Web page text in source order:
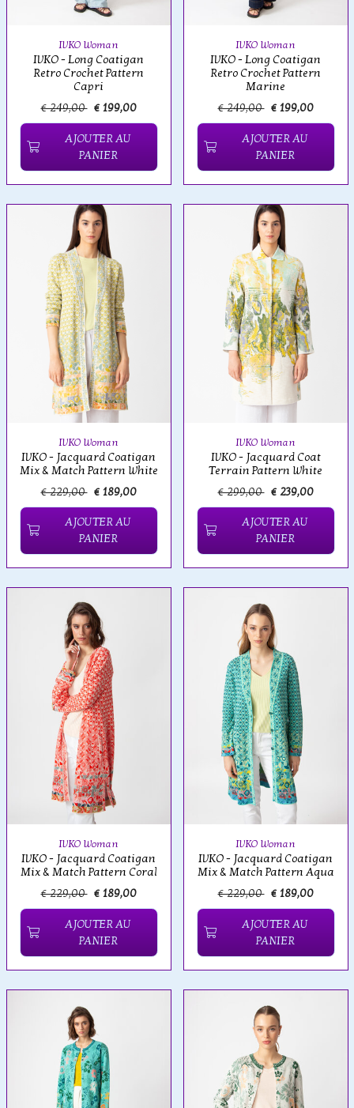
IVKO Woman
IVKO - Long Coatigan
Retro Crochet Pattern
Capri
€ 249,00 € 199,00
AJOUTER AU
PANIER
IVKO Woman
IVKO - Long Coatigan
Retro Crochet Pattern
Marine
€ 249,00 € 199,00
AJOUTER AU
PANIER
IVKO Woman
IVKO - Jacquard Coatigan
Mix & Match Pattern White
€ 229,00 € 189,00
AJOUTER AU
PANIER
IVKO Woman
IVKO - Jacquard Coat
Terrain Pattern White
€ 299,00 € 239,00
AJOUTER AU
PANIER
IVKO Woman
IVKO - Jacquard Coatigan
Mix & Match Pattern Coral
€ 229,00 € 189,00
AJOUTER AU
PANIER
IVKO Woman
IVKO - Jacquard Coatigan
Mix & Match Pattern Aqua
€ 229,00 € 189,00
AJOUTER AU
PANIER